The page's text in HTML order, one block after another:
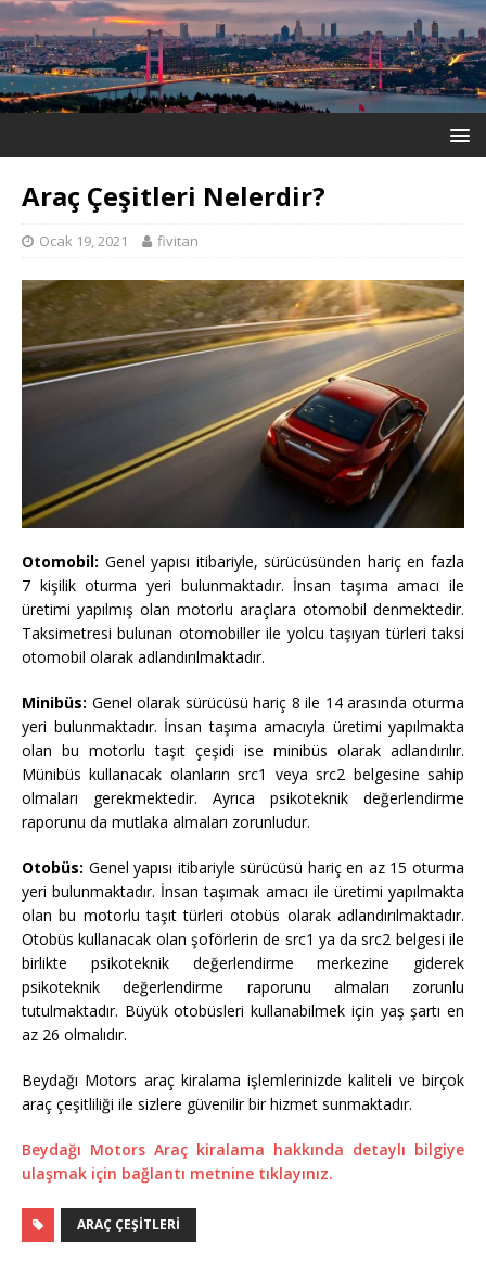
Araç Çeşitleri Nelerdir?
Ocak 19, 2021 fivitan
Otomobil: Genel yapısı itibariyle, sürücüsünden hariç en fazla
7 kişilik oturma yeri bulunmaktadır. İnsan taşıma amacı ile
üretimi yapılmış olan motorlu araçlara otomobil denmektedir.
Taksimetresi bulunan otomobiller ile yolcu taşıyan türleri taksi
otomobil olarak adlandırılmaktadır.
Minibüs: Genel olarak sürücüsü hariç 8 ile 14 arasında oturma
yeri bulunmaktadır. İnsan taşıma amacıyla üretimi yapılmakta
olan bu motorlu taşıt çeşidi ise minibüs olarak adlandırılır.
Münibüs kullanacak olanların src1 veya src2 belgesine sahip
olmaları gerekmektedir. Ayrıca psikoteknik değerlendirme
raporunu da mutlaka almaları zorunludur.
Otobüs: Genel yapısı itibariyle sürücüsü hariç en az 15 oturma
yeri bulunmaktadır. İnsan taşımak amacı ile üretimi yapılmakta
olan bu motorlu taşıt türleri otobüs olarak adlandırılmaktadır.
Otobüs kullanacak olan şoförlerin de src1 ya da src2 belgesi ile
birlikte psikoteknik değerlendirme merkezine giderek
psikoteknik değerlendirme raporunu almaları zorunlu
tutulmaktadır. Büyük otobüsleri kullanabilmek için yaş şartı en
az 26 olmalıdır.
Beydağı Motors araç kiralama işlemlerinizde kaliteli ve birçok
araç çeşitliliği ile sizlere güvenilir bir hizmet sunmaktadır.
Beydağı Motors Araç kiralama hakkında detaylı bilgiye
ulaşmak için bağlantı metnine tıklayınız.
ARAÇ ÇEŞITLERI